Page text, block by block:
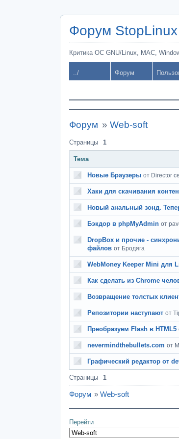
Форум StopLinux
Критика ОС GNU/Linux, MAC,
../ Форум
Форум » Web-soft
Страницы 1
Тема
Новые Браузеры от Director
Хаки для скачивания
Новый анальный зонд.
Бэкдор в phpMyAdmin от
DropBox и прочие -
файлов от Бродяга
WebMoney Keeper Mini для
Как сделать из Chrome
Возвращение толстых
Репозитории наступают от
Преобразуем Flash в HTML5
nevermindthebullets.com от
Графический редактор от
Страницы 1
Форум » Web-soft
Перейти